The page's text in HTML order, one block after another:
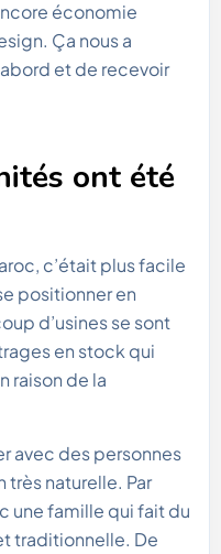
économie
Ça nous a
et de recevoir
ont été
c’était plus facile
positionner en
d’usines se sont
en stock qui
raison de la
avec des personnes
très naturelle. Par
une famille qui fait du
traditionnelle. De